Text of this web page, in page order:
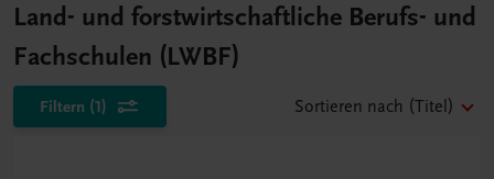
Land- und forstwirtschaftliche Berufs- und
Fachschulen (LWBF)
Filtern (1) Sortieren nach (Titel)